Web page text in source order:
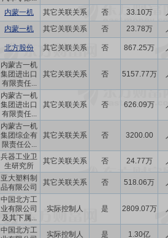
内蒙一机 其它关联关系 否 33.10万
内蒙一机 其它关联关系 否 23.78万
北方股份 其它关联关系 否 867.25万
内蒙古一机
集团进出口
有限责任...
其它关联关系 否 5157.77万
内蒙古一机
集团进出口
有限责任...
其它关联关系 否 626.09万
内蒙古一机
集团综企有
限责任公...
其它关联关系 否 3200.00
兵器工业卫
生研究所
其它关联关系 否 24.77万
亚大塑料制
品有限公司
其它关联关系 否 518.06万
中国北方工
业有限公司
及其下属...
实际控制人 是 2809.07万
中国北方工
实际控制人 是 1.30亿